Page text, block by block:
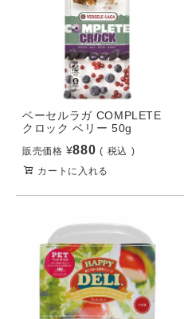
ベーセルラガ COMPLETE
クロック ベリー 50g
販売価格 ¥880
税込
カートに入れる